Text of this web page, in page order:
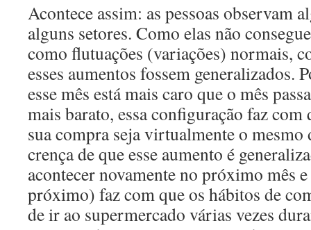
Acontece assim: as pessoas observam
alguns setores. Como elas não
como flutuações (variações) normais,
esses aumentos fossem generalizados.
esse mês está mais caro que o mês
mais barato, essa configuração faz
sua compra seja virtualmente o
crença de que esse aumento é
acontecer novamente no próximo mês
próximo) faz com que os hábitos de
de ir ao supermercado várias vezes